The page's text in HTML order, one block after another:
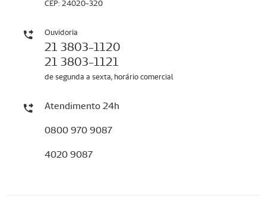
CEP: 24020-320
Ouvidoria
21 3803-1120
21 3803-1121
de segunda a sexta, horário comercial
Atendimento 24h
0800 970 9087
4020 9087